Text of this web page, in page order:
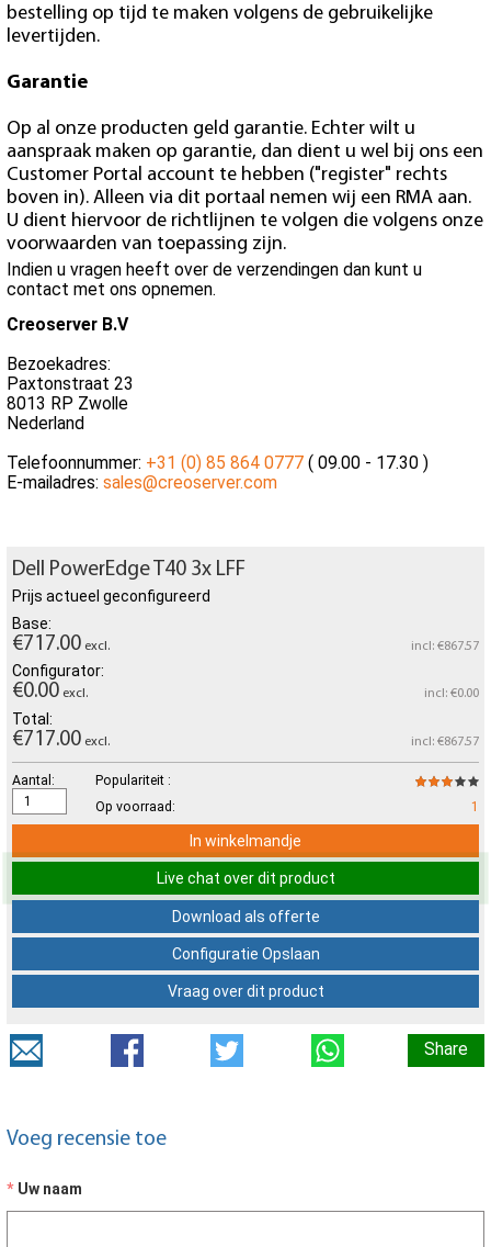
bestelling op tijd te maken volgens de gebruikelijke
levertijden.
Garantie
Op al onze producten geld garantie. Echter wilt u
aanspraak maken op garantie, dan dient u wel bij ons een
Customer Portal account te hebben ("register" rechts
boven in). Alleen via dit portaal nemen wij een RMA aan.
U dient hiervoor de richtlijnen te volgen die volgens onze
voorwaarden van toepassing zijn.
Indien u vragen heeft over de verzendingen dan kunt u
contact met ons opnemen.
Creoserver B.V
Bezoekadres:
Paxtonstraat 23
8013 RP Zwolle
Nederland
Telefoonnummer: +31 (0) 85 864 0777 ( 09.00 - 17.30 )
E-mailadres: sales@creoserver.com
Dell PowerEdge T40 3x LFF
Prijs actueel geconfigureerd
Base:
€717.00 excl. incl: €867.57
Configurator:
€0.00 excl. incl: €0.00
Total:
€717.00 excl. incl: €867.57
Aantal:
Populariteit :
Op voorraad:
1
In winkelmandje
Live chat over dit product
Download als offerte
Configuratie Opslaan
Vraag over dit product
Share
Voeg recensie toe
Uw naam